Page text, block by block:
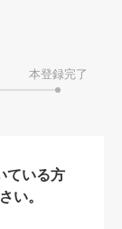
本登録完了
ている方
い。